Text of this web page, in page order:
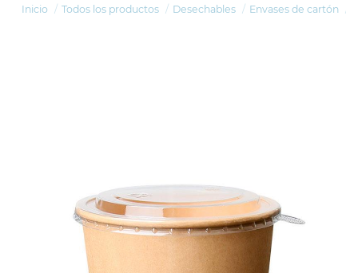
Inicio Todos los productos Desechables Envases de cartón